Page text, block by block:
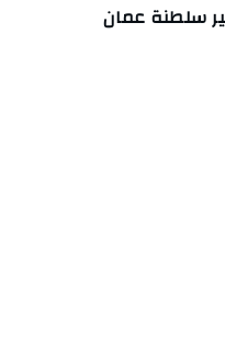
سلطنة عمان